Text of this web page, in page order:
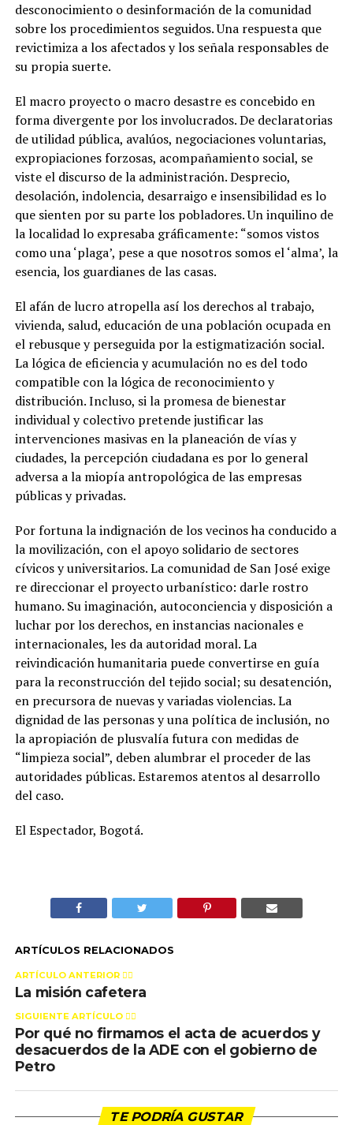
desconocimiento o desinformación de la comunidad
sobre los procedimientos seguidos. Una respuesta que
revictimiza a los afectados y los señala responsables de
su propia suerte.
El macro proyecto o macro desastre es concebido en
forma divergente por los involucrados. De declaratorias
de utilidad pública, avalúos, negociaciones voluntarias,
expropiaciones forzosas, acompañamiento social, se
viste el discurso de la administración. Desprecio,
desolación, indolencia, desarraigo e insensibilidad es lo
que sienten por su parte los pobladores. Un inquilino de
la localidad lo expresaba gráficamente: “somos vistos
como una ‘plaga’, pese a que nosotros somos el ‘alma’, la
esencia, los guardianes de las casas.
El afán de lucro atropella así los derechos al trabajo,
vivienda, salud, educación de una población ocupada en
el rebusque y perseguida por la estigmatización social.
La lógica de eficiencia y acumulación no es del todo
compatible con la lógica de reconocimiento y
distribución. Incluso, si la promesa de bienestar
individual y colectivo pretende justificar las
intervenciones masivas en la planeación de vías y
ciudades, la percepción ciudadana es por lo general
adversa a la miopía antropológica de las empresas
públicas y privadas.
Por fortuna la indignación de los vecinos ha conducido a
la movilización, con el apoyo solidario de sectores
cívicos y universitarios. La comunidad de San José exige
re direccionar el proyecto urbanístico: darle rostro
humano. Su imaginación, autoconciencia y disposición a
luchar por los derechos, en instancias nacionales e
internacionales, les da autoridad moral. La
reivindicación humanitaria puede convertirse en guía
para la reconstrucción del tejido social; su desatención,
en precursora de nuevas y variadas violencias. La
dignidad de las personas y una política de inclusión, no
la apropiación de plusvalía futura con medidas de
“limpieza social”, deben alumbrar el proceder de las
autoridades públicas. Estaremos atentos al desarrollo
del caso.
El Espectador, Bogotá.
ARTÍCULOS RELACIONADOS
ARTÍCULO ANTERIOR 👉🏻
La misión cafetera
SIGUIENTE ARTÍCULO 👈🏻
Por qué no firmamos el acta de acuerdos y
desacuerdos de la ADE con el gobierno de
Petro
TE PODRÍA GUSTAR